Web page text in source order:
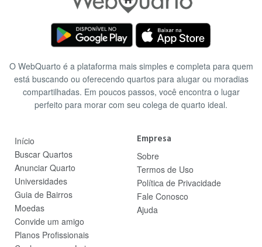
O WebQuarto é a plataforma mais simples e completa para quem
está buscando ou oferecendo quartos para alugar ou moradias
compartilhadas. Em poucos passos, você encontra o lugar
perfeito para morar com seu colega de quarto ideal.
Início
Buscar Quartos
Anunciar Quarto
Universidades
Guia de Bairros
Moedas
Convide um amigo
Planos Profissionais
Empresa
Sobre
Termos de Uso
Política de Privacidade
Fale Conosco
Ajuda